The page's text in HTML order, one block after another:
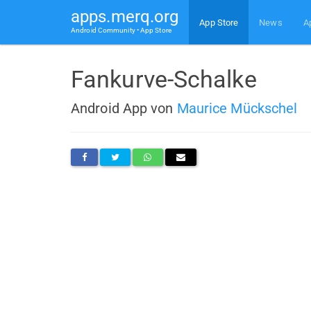
apps.merq.org
Android Community • App Store
App Store News
Fankurve-Schalke
Android App von Maurice Mückschel